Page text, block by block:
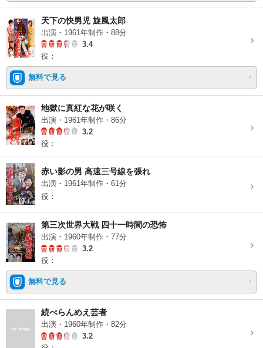
天下の快男児 旋風太郎
出演・1961年制作・88分
3.4
役：
無料で見る
地獄に真紅な花が咲く
出演・1961年制作・86分
3.2
役：
赤い影の男 高速三号線を張れ
出演・1961年制作・61分
役：
第三次世界大戦 四十一時間の恐怖
出演・1960年制作・77分
3.2
役：
無料で見る
続べらんめえ芸者
出演・1960年制作・82分
3.2